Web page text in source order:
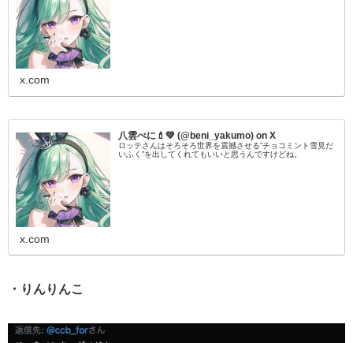
x.com
八雲べに💄💚 (@beni_yakumo) on X
ロッテさんはそろそろ世界を震撼させる”チョコミント雪見だ
いふく”を出してくれてもいいと思うんですけどね。
x.com
・りんりんこ